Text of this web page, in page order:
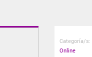
Categoría/s:
Online